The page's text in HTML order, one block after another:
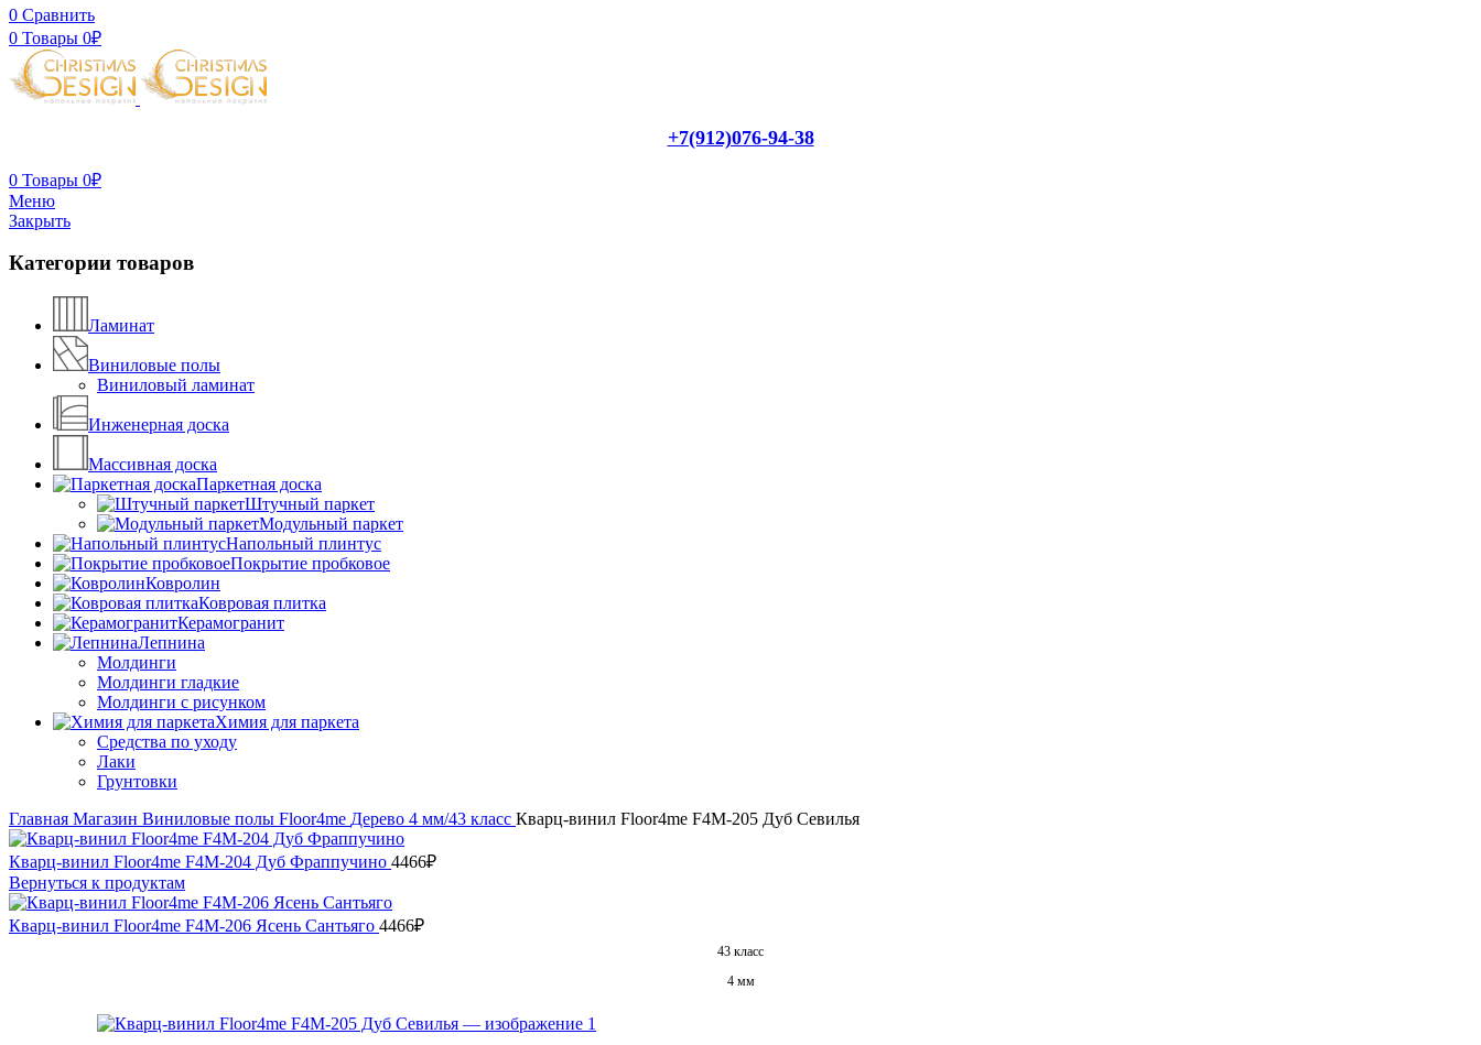
0 Сравнить
0 Товары 0₽
+7(912)076-94-38
0 Товары 0₽
Меню
Закрыть
Категории товаров
Ламинат
Виниловые полы
Виниловый ламинат
Инженерная доска
Массивная доска
Паркетная доска
Штучный паркет
Модульный паркет
Напольный плинтус
Покрытие пробковое
Ковролин
Ковровая плитка
Керамогранит
Лепнина
Молдинги
Молдинги гладкие
Молдинги с рисунком
Химия для паркета
Средства по уходу
Лаки
Грунтовки
Главная Магазин Виниловые полы Floor4me Дерево 4 мм/43 класс Кварц-винил Floor4me F4M-205 Дуб Севилья
Кварц-винил Floor4me F4M-204 Дуб Фраппучино 4466₽
Вернуться к продуктам
Кварц-винил Floor4me F4M-206 Ясень Сантьяго 4466₽
43 класс
4 мм